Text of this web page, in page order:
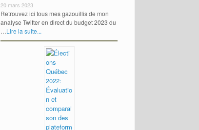
20 mars 2023
Retrouvez ici tous mes gazouillis de mon
analyse Twitter en direct du budget 2023 du
…Lire la suite...